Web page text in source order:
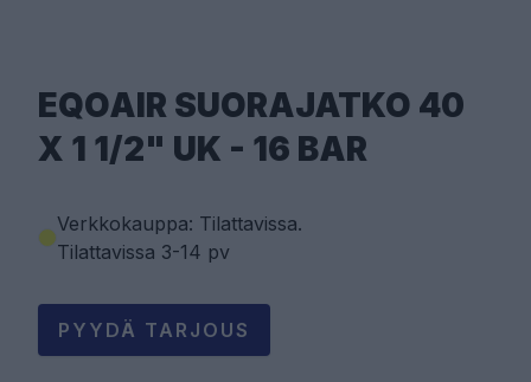
EQOAIR SUORAJATKO 40
X 1 1/2" UK - 16 BAR
Verkkokauppa: Tilattavissa.
Tilattavissa 3-14 pv
PYYDÄ TARJOUS